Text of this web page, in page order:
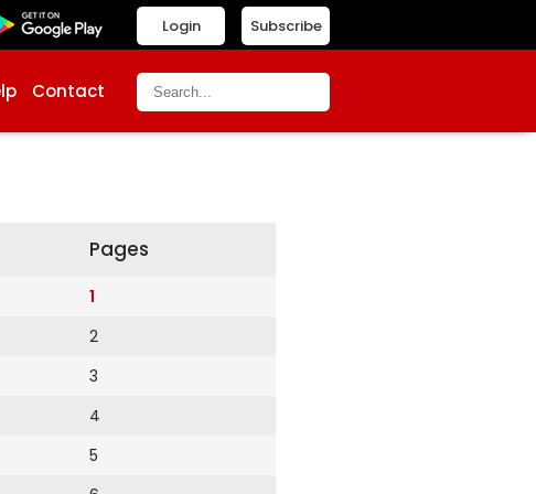
Subscribe
Login
Contact
Pages
1
2
3
4
5